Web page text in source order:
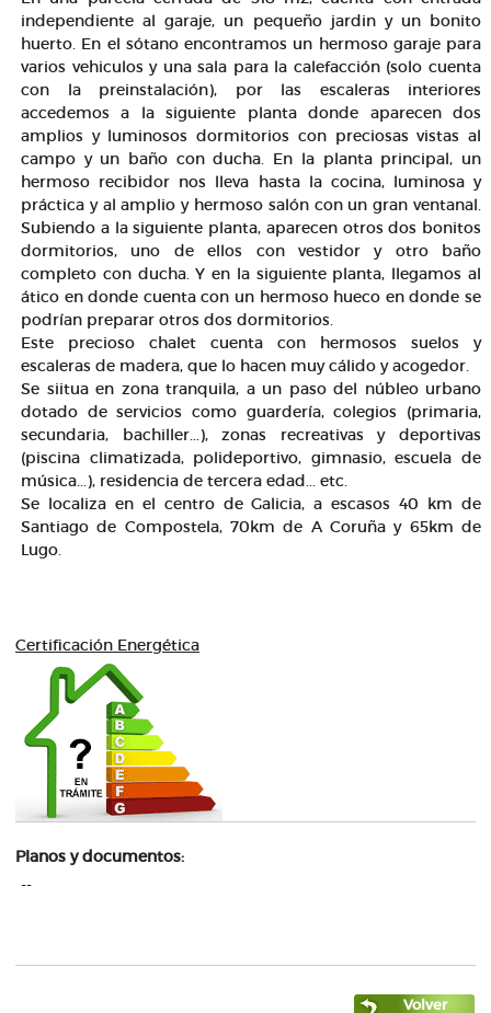
independiente al garaje, un pequeño jardin y un bonito
huerto. En el sótano encontramos un hermoso garaje para
varios vehiculos y una sala para la calefacción (solo cuenta
con la preinstalación), por las escaleras interiores
accedemos a la siguiente planta donde aparecen dos
amplios y luminosos dormitorios con preciosas vistas al
campo y un baño con ducha. En la planta principal, un
hermoso recibidor nos lleva hasta la cocina, luminosa y
práctica y al amplio y hermoso salón con un gran ventanal.
Subiendo a la siguiente planta, aparecen otros dos bonitos
dormitorios, uno de ellos con vestidor y otro baño
completo con ducha. Y en la siguiente planta, llegamos al
ático en donde cuenta con un hermoso hueco en donde se
podrían preparar otros dos dormitorios.
Este precioso chalet cuenta con hermosos suelos y
escaleras de madera, que lo hacen muy cálido y acogedor.
Se siitua en zona tranquila, a un paso del núbleo urbano
dotado de servicios como guardería, colegios (primaria,
secundaria, bachiller...), zonas recreativas y deportivas
(piscina climatizada, polideportivo, gimnasio, escuela de
música...), residencia de tercera edad... etc.
Se localiza en el centro de Galicia, a escasos 40 km de
Santiago de Compostela, 70km de A Coruña y 65km de
Lugo.
Certificación Energética
Planos y documentos:
--
Volver